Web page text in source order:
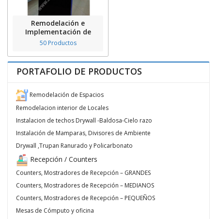
Remodelación e
Implementación de
Locales
50 Productos
PORTAFOLIO DE PRODUCTOS
Remodelación de Espacios
Remodelacion interior de Locales
Instalacion de techos Drywall -Baldosa-Cielo razo
Instalación de Mamparas, Divisores de Ambiente
Drywall ,Trupan Ranurado y Policarbonato
Recepción / Counters
Counters, Mostradores de Recepción – GRANDES
Counters, Mostradores de Recepción – MEDIANOS
Counters, Mostradores de Recepción – PEQUEÑOS
Mesas de Cómputo y oficina